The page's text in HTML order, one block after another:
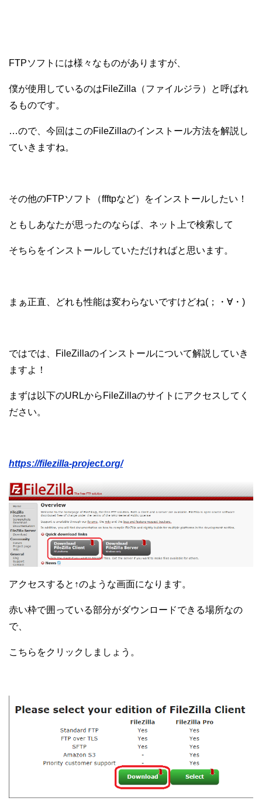
FTPソフトには様々なものがありますが、
僕が使用しているのはFileZilla（ファイルジラ）と呼ばれ
るものです。
…ので、今回はこのFileZillaのインストール方法を解説し
ていきますね。
その他のFTPソフト（ffftpなど）をインストールしたい！
ともしあなたが思ったのならば、ネット上で検索して
そちらをインストールしていただければと思います。
まぁ正直、どれも性能は変わらないですけどね(；・∀・)
ではでは、FileZillaのインストールについて解説していき
ますよ！
まずは以下のURLからFileZillaのサイトにアクセスしてく
ださい。
https://filezilla-project.org/
アクセスすると↑のような画面になります。
赤い枠で囲っている部分がダウンロードできる場所なの
で、
こちらをクリックしましょう。